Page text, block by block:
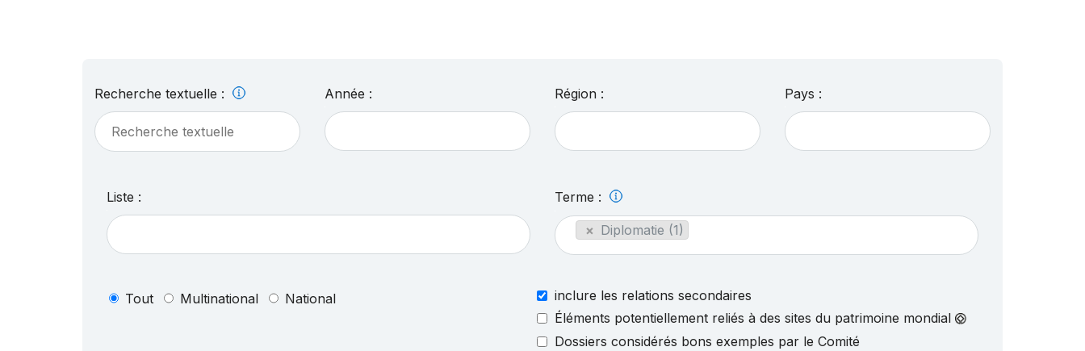
Recherche textuelle : Année : Région : Pays :
Liste : Terme :
× Diplomatie (1)
Tout Multinational National
inclure les relations secondaires
Éléments potentiellement reliés à des sites du patrimoine mondial
Dossiers considérés bons exemples par le Comité